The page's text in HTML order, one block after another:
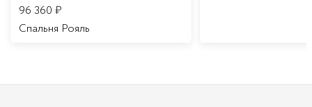
96 360 ₽
Спальня Рояль